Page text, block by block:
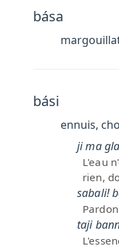
bása
bási
ennuis,
ji ma
L'eau
rien,
sabali!
taji